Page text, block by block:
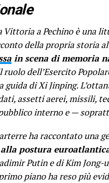
Vittoria a Pechino è una
della propria storia
in scena di memoria
ruolo dell’Esercito
guida di Xi Jinping.
assetti aerei, missili,
interno e —
ha raccontato una
postura
Putin e di Kim Jong-
piano ha reso più